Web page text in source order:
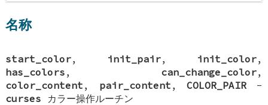
名称
start_color, init_pair, init_color,
has_colors , can_change_color,
color_content , pair_content ,COLOR_PAIR -
curses カラー操作ルーチン